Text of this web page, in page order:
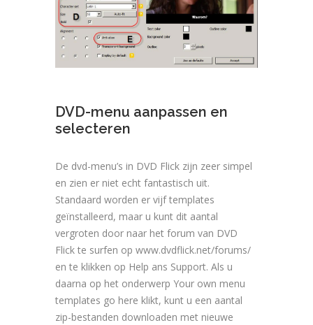
DVD-menu aanpassen en
selecteren
De dvd-menu’s in DVD Flick zijn zeer simpel
en zien er niet echt fantastisch uit.
Standaard worden er vijf templates
geïnstalleerd, maar u kunt dit aantal
vergroten door naar het forum van DVD
Flick te surfen op www.dvdflick.net/forums/
en te klikken op Help ans Support. Als u
daarna op het onderwerp Your own menu
templates go here klikt, kunt u een aantal
zip-bestanden downloaden met nieuwe